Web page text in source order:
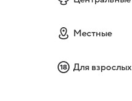
Местные
Для взрослых